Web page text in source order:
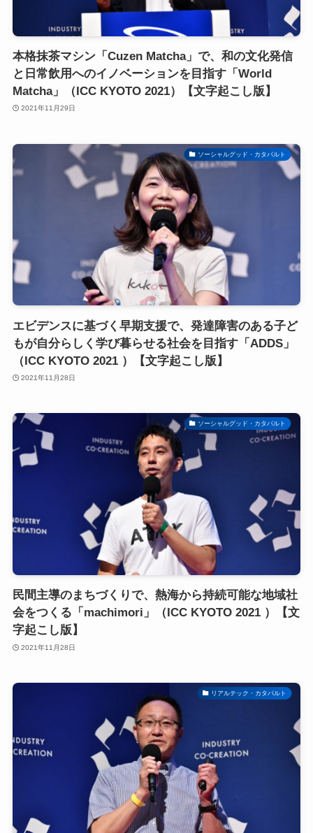
本格抹茶マシン「Cuzen Matcha」で、和の文化発信
と日常飲用へのイノベーションを目指す「World
Matcha」（ICC KYOTO 2021）【文字起こし版】
2021年11月29日
ソーシャルグッド・カタパルト
エビデンスに基づく早期支援で、発達障害のある子ど
もが自分らしく学び暮らせる社会を目指す「ADDS」
（ICC KYOTO 2021 ）【文字起こし版】
2021年11月28日
ソーシャルグッド・カタパルト
民間主導のまちづくりで、熱海から持続可能な地域社
会をつくる「machimori」（ICC KYOTO 2021 ）【文
字起こし版】
2021年11月28日
リアルテック・カタパルト